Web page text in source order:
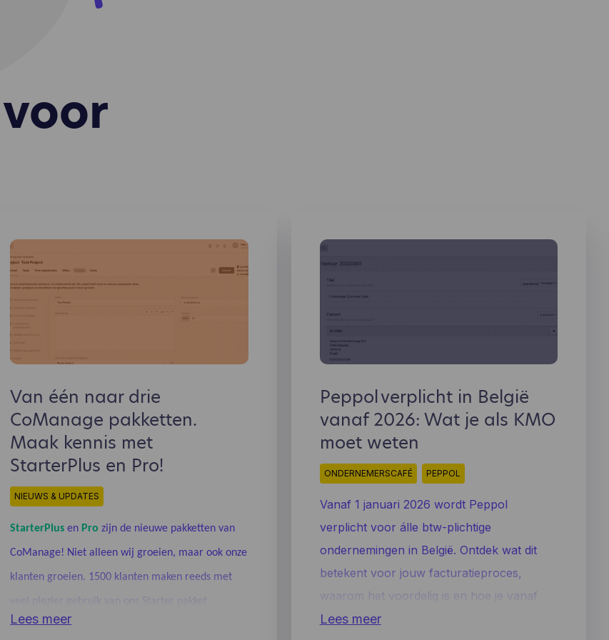
Van één naar drie
CoManage pakketten.
Maak kennis met
StarterPlus en Pro!
NIEUWS & UPDATES
StarterPlus en Pro zijn de nieuwe pakketten van
CoManage! Niet alleen wij groeien, maar ook onze
klanten groeien. 1500 klanten maken reeds met
(voorheen Business pakket), maar toch krijgen wij
Lees meer
Peppol verplicht in België
vanaf 2026: Wat je als KMO
moet weten
ONDERNEMERSCAFÉ PEPPOL
Vanaf 1 januari 2026 wordt Peppol
verplicht voor álle btw-plichtige
ondernemingen in België. Ontdek wat dit
betekent voor jouw facturatieproces,
waarom het voordelig is en hoe je vanaf
vandaag al compliant kunt zijn.
Lees meer
aan te klikken, wat gebruikers wel en niet leuk vinden,